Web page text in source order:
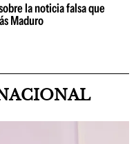
la noticia falsa que
Maduro